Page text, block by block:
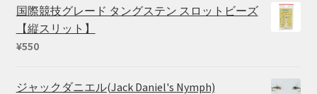
国際競技グレード タングステン スロットビーズ
【縦スリット】
¥550
ジャックダニエル(Jack Daniel's Nymph)